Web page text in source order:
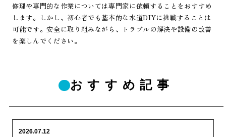
修理や専門的な作業については専門家に依頼することをおすすめ
します。しかし、初心者でも基本的な水道DIYに挑戦することは
可能です。安全に取り組みながら、トラブルの解決や設備の改善
を楽しんでください。
おすすめ記事
2026.07.12